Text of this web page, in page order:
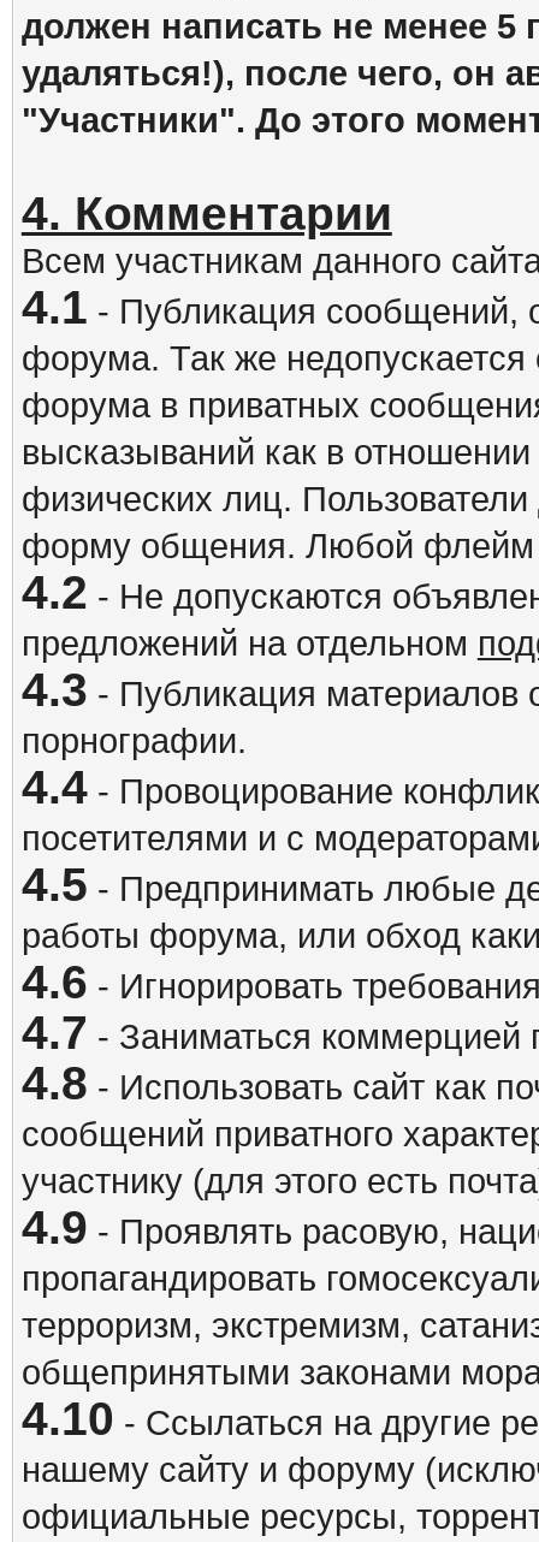
должен написать не менее
удаляться!), после чего, он
"Участники". До этого
4. Комментарии
Всем участникам данного
4.1 - Публикация сообщений,
форума. Так же недопускается
форума в приватных
высказываний как в
физических лиц.
форму общения. Любой флейм
4.2 - Не допускаются
предложений на отдельном
4.3 - Публикация материалов
порнографии.
4.4- Провоцирование
посетителями и с
4.5 - Предпринимать любые
работы форума, или обход
4.6 - Игнорировать
4.7 - Заниматься коммерцией
4.8 - Использовать сайт как
сообщений приватного
участнику (для этого есть
4.9 - Проявлять расовую,
пропагандировать
терроризм, экстремизм,
общепринятыми законами
4.10 - Ссылаться на другие
нашему сайту и форуму
официальные ресурсы,